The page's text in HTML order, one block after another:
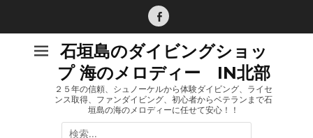
Facebook
石垣島のダイビングショッ
プ 海のメロディー IN北部
２５年の信頼、シュノーケルから体験ダイビング、ライセ
ンス取得、ファンダイビング、初心者からベテランまで石
垣島の海のメロディーに任せて安心！！
検